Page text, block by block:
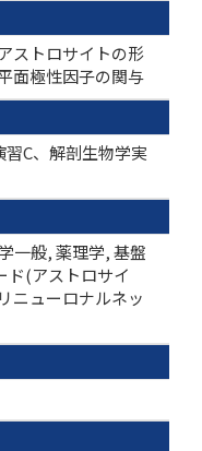
ストロサイトの形
面極性因子の関与
C、解剖生物学実
一般, 薬理学, 基盤
ド(アストロサイ
ニューロナルネッ